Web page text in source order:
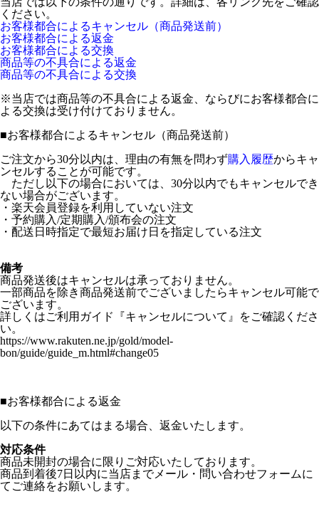
ください。
お客様都合によるキャンセル（商品発送前）
お客様都合による返金
お客様都合による交換
商品等の不具合による返金
商品等の不具合による交換
※当店では商品等の不具合による返金、ならびにお客様都合に
よる交換は受け付けておりません。
■お客様都合によるキャンセル（商品発送前）
ご注文から30分以内は、理由の有無を問わず購入履歴からキャ
ンセルすることが可能です。
ただし以下の場合においては、30分以内でもキャンセルでき
ない場合がございます。
・楽天会員登録を利用していない注文
・予約購入/定期購入/頒布会の注文
・配送日時指定で最短お届け日を指定している注文
備考
商品発送後はキャンセルは承っておりません。
一部商品を除き商品発送前でございましたらキャンセル可能で
ございます。
詳しくはご利用ガイド『キャンセルについて』をご確認くださ
い。
https://www.rakuten.ne.jp/gold/model-
bon/guide/guide_m.html#change05
■お客様都合による返金
以下の条件にあてはまる場合、返金いたします。
対応条件
商品未開封の場合に限りご対応いたしております。
商品到着後7日以内に当店までメール・問い合わせフォームに
てご連絡をお願いします。